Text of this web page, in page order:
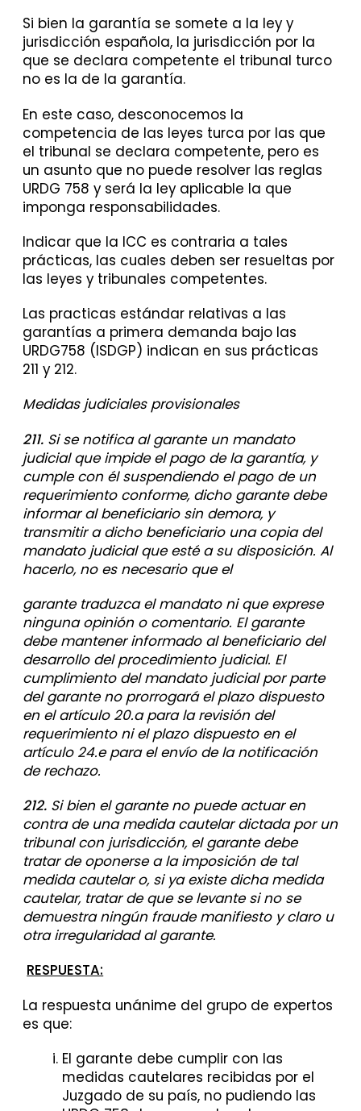
Si bien la garantía se somete a la ley y
jurisdicción española, la jurisdicción por la
que se declara competente el tribunal turco
no es la de la garantía.
En este caso, desconocemos la
competencia de las leyes turca por las que
el tribunal se declara competente, pero es
un asunto que no puede resolver las reglas
URDG 758 y será la ley aplicable la que
imponga responsabilidades.
Indicar que la ICC es contraria a tales
prácticas, las cuales deben ser resueltas por
las leyes y tribunales competentes.
Las practicas estándar relativas a las
garantías a primera demanda bajo las
URDG758 (ISDGP) indican en sus prácticas
211 y 212.
Medidas judiciales provisionales
211. Si se notifica al garante un mandato
judicial que impide el pago de la garantía, y
cumple con él suspendiendo el pago de un
requerimiento conforme, dicho garante debe
informar al beneficiario sin demora, y
transmitir a dicho beneficiario una copia del
mandato judicial que esté a su disposición. Al
hacerlo, no es necesario que el
garante traduzca el mandato ni que exprese
ninguna opinión o comentario. El garante
debe mantener informado al beneficiario del
desarrollo del procedimiento judicial. El
cumplimiento del mandato judicial por parte
del garante no prorrogará el plazo dispuesto
en el artículo 20.a para la revisión del
requerimiento ni el plazo dispuesto en el
artículo 24.e para el envío de la notificación
de rechazo.
212. Si bien el garante no puede actuar en
contra de una medida cautelar dictada por un
tribunal con jurisdicción, el garante debe
tratar de oponerse a la imposición de tal
medida cautelar o, si ya existe dicha medida
cautelar, tratar de que se levante si no se
demuestra ningún fraude manifiesto y claro u
otra irregularidad al garante.
RESPUESTA:
La respuesta unánime del grupo de expertos
es que:
El garante debe cumplir con las
medidas cautelares recibidas por el
Juzgado de su país, no pudiendo las